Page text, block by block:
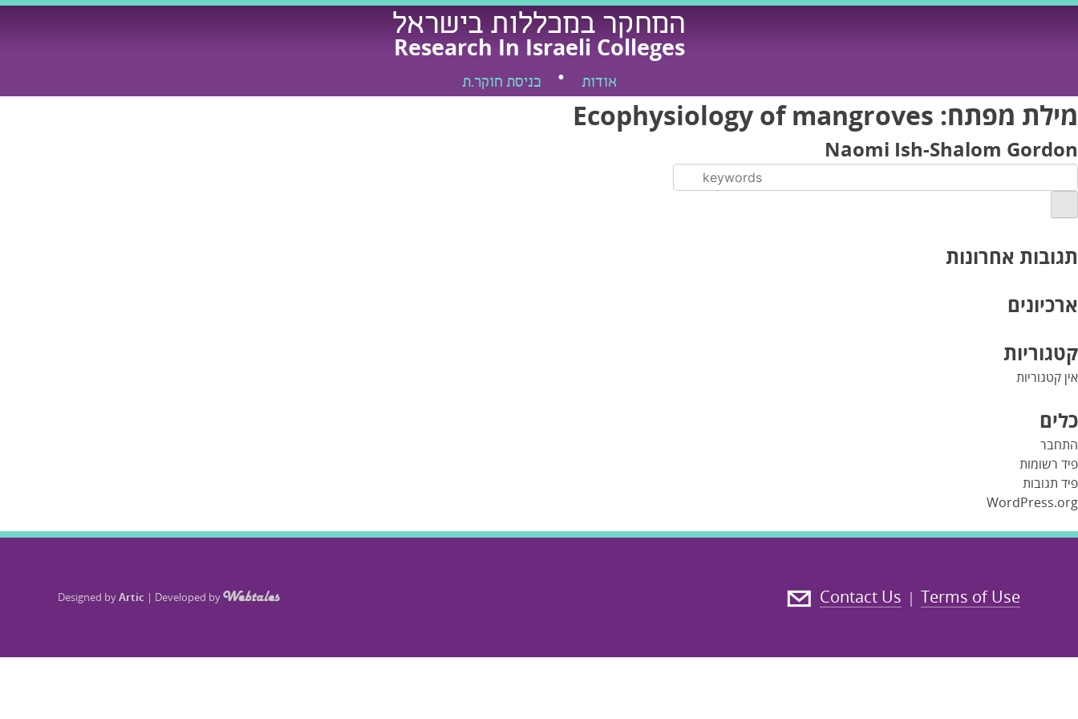
Skip
המחקר במכללות בישראל
Research In Israeli Colleges
אודות כניסת חוקר.ת
מילת מפתח: Ecophysiology of mangroves
Naomi Ish-Shalom Gordon
תגובות אחרונות
ארכיונים
קטגוריות
אין קטגוריות
כלים
התחבר
פיד רשומות
פיד תגובות
WordPress.org
Terms of Use
|
Contact Us
Designed byArtic | Developed by